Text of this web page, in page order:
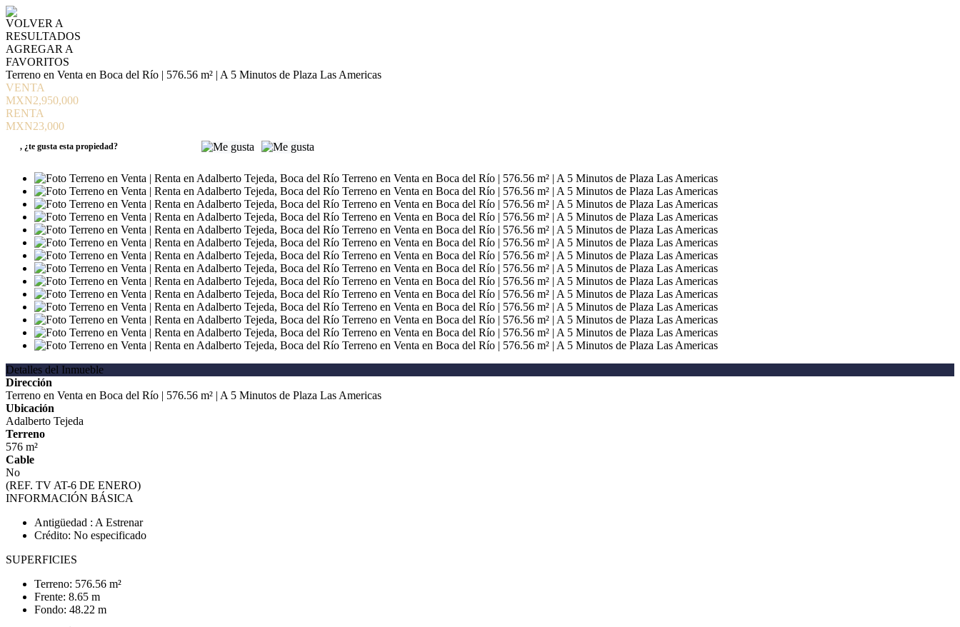
VOLVER A
RESULTADOS
AGREGAR A
FAVORITOS
Terreno en Venta en Boca del Río | 576.56 m² | A 5 Minutos de Plaza Las Americas
VENTA
MXN2,950,000
RENTA
MXN23,000
, ¿te gusta esta propiedad?
Detalles del Inmueble
Dirección
Terreno en Venta en Boca del Río | 576.56 m² | A 5 Minutos de Plaza Las Americas
Ubicación
Adalberto Tejeda
Terreno
576 m²
Cable
No
(REF. TV AT-6 DE ENERO)
INFORMACIÓN BÁSICA
Antigüedad : A Estrenar
Crédito: No especificado
SUPERFICIES
Terreno: 576.56 m²
Frente: 8.65 m
Fondo: 48.22 m